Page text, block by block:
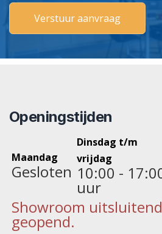
Openingstijden
Maandag
Gesloten
Dinsdag t/m
vrijdag
10:00 -
uur
Showroom
geopend.